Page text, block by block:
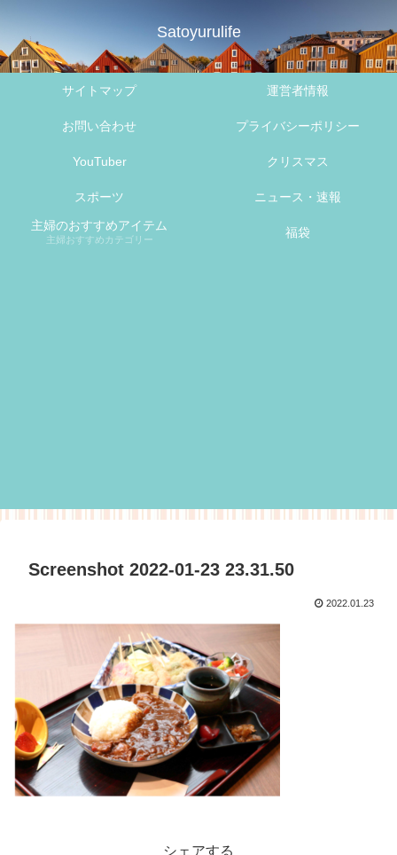
Satoyurulife
サイトマップ 運営者情報
お問い合わせ プライバシーポリシー
YouTuber クリスマス
スポーツ
ニュース・速報
主婦のおすすめアイテム
主婦おすすめカテゴリー 福袋
Screenshot 2022-01-23 23.31.50
2022.01.23
シェアする